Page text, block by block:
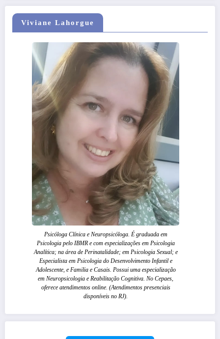
Viviane Lahorgue
Psicóloga Clínica e Neuropsicóloga. É graduada em
Psicologia pelo IBMR e com especializações em Psicologia
Analítica; na área de Perinatalidade; em Psicologia Sexual; e
Especialista em Psicologia do Desenvolvimento Infantil e
Adolescente, e Familia e Casais. Possui uma especialização
em Neuropsicologia e Reabilitação Cognitiva. No Cepaes,
oferece atendimentos online. (Atendimentos presenciais
disponíveis no RJ).